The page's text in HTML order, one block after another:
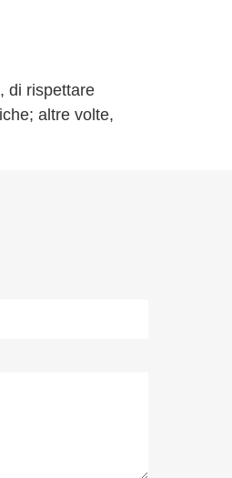
di rispettare
altre volte,